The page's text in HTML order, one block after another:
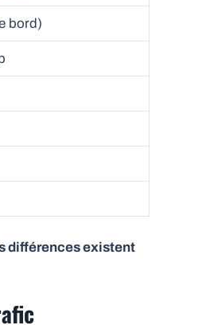
bord)
différences existent